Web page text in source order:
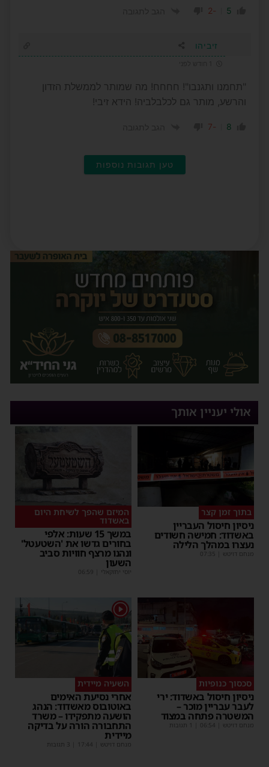
5
-2
זיביהו
"תחמנו ותגנבו"! חחחח! מה שמותר לממשלת הזדון
והרשע, מותר גם לכלבלביה! הידא זיבי!
8
-7
טען תגובות נוספות
אולי יעניין אותך
בתוך זמן קצר
ניסיון חיסול העבריין
באשדוד: חמישה חשודים
נעצרו במהלך הלילה
מנחם דויטש 07:35
המיזם שהפך לשיחת היום
באשדוד
במשך 15 שעות: אלפי
בחורים גדשו את 'השטעטל'
ונהנו מרצף חוויות סביב
השעון
יוסי יחזקאלי 06:59
סכסוך כנופיות
ניסיון חיסול באשדוד: ירי
לעבר עבריין מוכר –
המשטרה פתחה במצוד
מנחם דויטש 06:54
1
השעיה מיידית
אחרי נסיעת האימים
באוטובוס מאשדוד: הנהג
הושעה מתפקידו – משרד
התחבורה הורה על בדיקה
מיידית
מנחם דויטש 17:44